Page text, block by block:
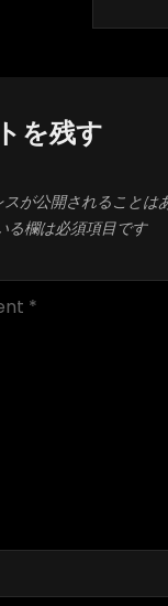
を残す
が公開されることは
る欄は必須項目です